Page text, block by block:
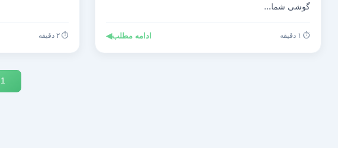
گوشی شما...
⏱️ ۱ دقیقه ادامه مطلب◀ ⏱️ ۲ دقیقه
1